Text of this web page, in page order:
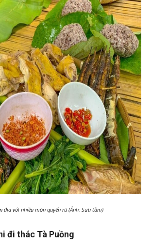
địa với nhiều món quyến rũ (Ảnh: Sưu tầm)
đi thác Tà Puồng